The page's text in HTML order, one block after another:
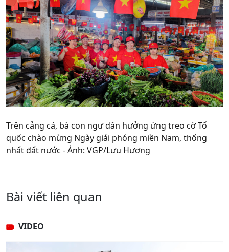
Trên cảng cá, bà con ngư dân hưởng ứng treo cờ Tổ
quốc chào mừng Ngày giải phóng miền Nam, thống
nhất đất nước - Ảnh: VGP/Lưu Hương
Bài viết liên quan
VIDEO